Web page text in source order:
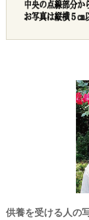
供養を受ける人の